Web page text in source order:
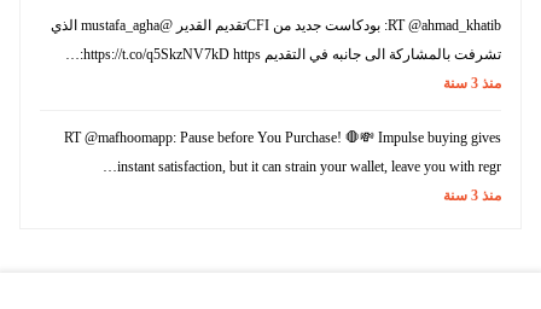
RT @ahmad_khatib: بودكاست جديد من CFIتقديم القدير @mustafa_agha الذي
تشرفت بالمشاركة الى جانبه في التقديم https://t.co/q5SkzNV7kD https:…
منذ 3 سنة
RT @mafhoomapp: Pause before You Purchase! 🛑💸 Impulse buying gives
instant satisfaction, but it can strain your wallet, leave you with regr…
منذ 3 سنة